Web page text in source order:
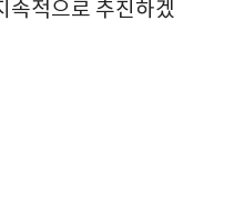
속적으로 추진하겠